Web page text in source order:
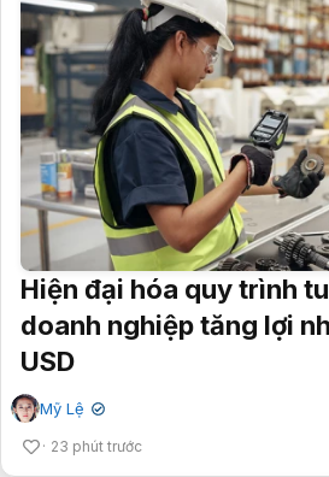
Hiện đại hóa quy trình
doanh nghiệp tăng lợi
USD
Mỹ Lệ ✔
23 phút trước